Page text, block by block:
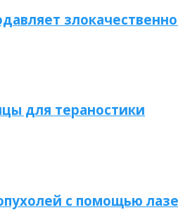
для тераностики
с помощью